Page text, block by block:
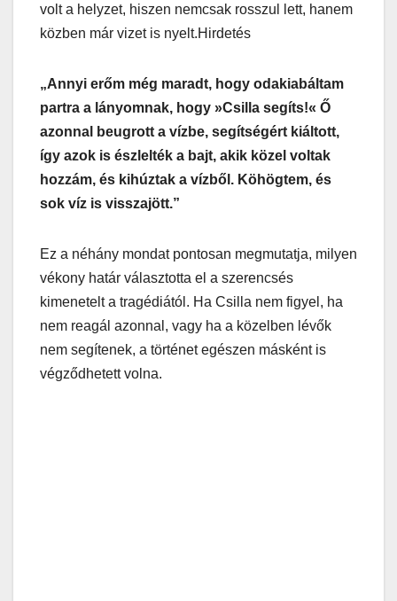
volt a helyzet, hiszen nemcsak rosszul lett, hanem
közben már vizet is nyelt.Hirdetés
„Annyi erőm még maradt, hogy odakiabáltam
partra a lányomnak, hogy »Csilla segíts!« Ő
azonnal beugrott a vízbe, segítségért kiáltott,
így azok is észlelték a bajt, akik közel voltak
hozzám, és kihúztak a vízből. Köhögtem, és
sok víz is visszajött.”
Ez a néhány mondat pontosan megmutatja, milyen
vékony határ választotta el a szerencsés
kimenetelt a tragédiától. Ha Csilla nem figyel, ha
nem reagál azonnal, vagy ha a közelben lévők
nem segítenek, a történet egészen másként is
végződhetett volna.